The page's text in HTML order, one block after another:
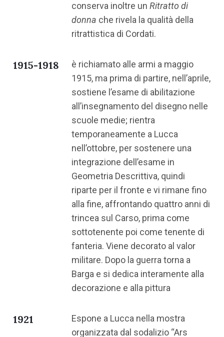
conserva inoltre un Ritratto di
donna che rivela la qualità della
ritrattistica di Cordati.
1915-1918
è richiamato alle armi a maggio
1915, ma prima di partire, nell’aprile,
sostiene l’esame di abilitazione
all’insegnamento del disegno nelle
scuole medie; rientra
temporaneamente a Lucca
nell’ottobre, per sostenere una
integrazione dell’esame in
Geometria Descrittiva, quindi
riparte per il fronte e vi rimane fino
alla fine, affrontando quattro anni di
trincea sul Carso, prima come
sottotenente poi come tenente di
fanteria. Viene decorato al valor
militare. Dopo la guerra torna a
Barga e si dedica interamente alla
decorazione e alla pittura
1921
Espone a Lucca nella mostra
organizzata dal sodalizio “Ars